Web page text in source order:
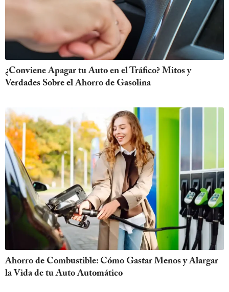
¿Conviene Apagar tu Auto en el Tráfico? Mitos y
Verdades Sobre el Ahorro de Gasolina
Ahorro de Combustible: Cómo Gastar Menos y Alargar
la Vida de tu Auto Automático